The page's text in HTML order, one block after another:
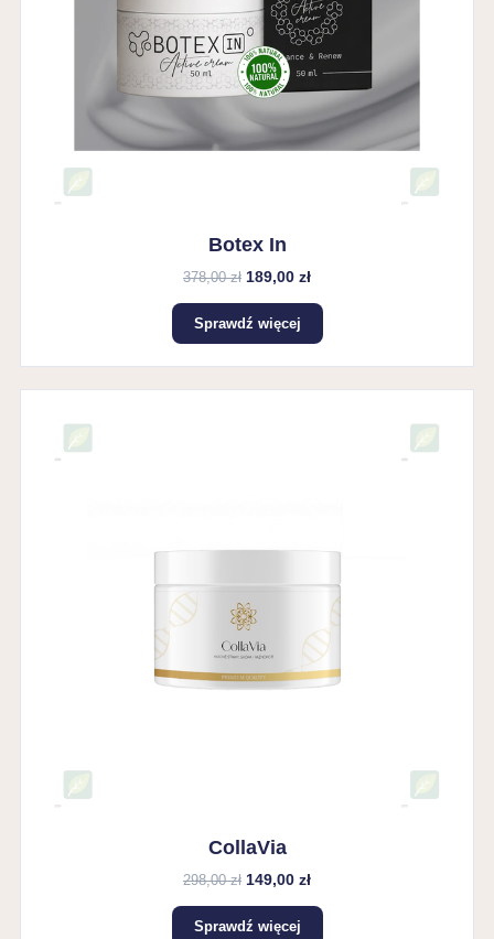
Botex In
378,00 zł 189,00 zł
Sprawdź więcej
CollaVia
298,00 zł 149,00 zł
Sprawdź więcej